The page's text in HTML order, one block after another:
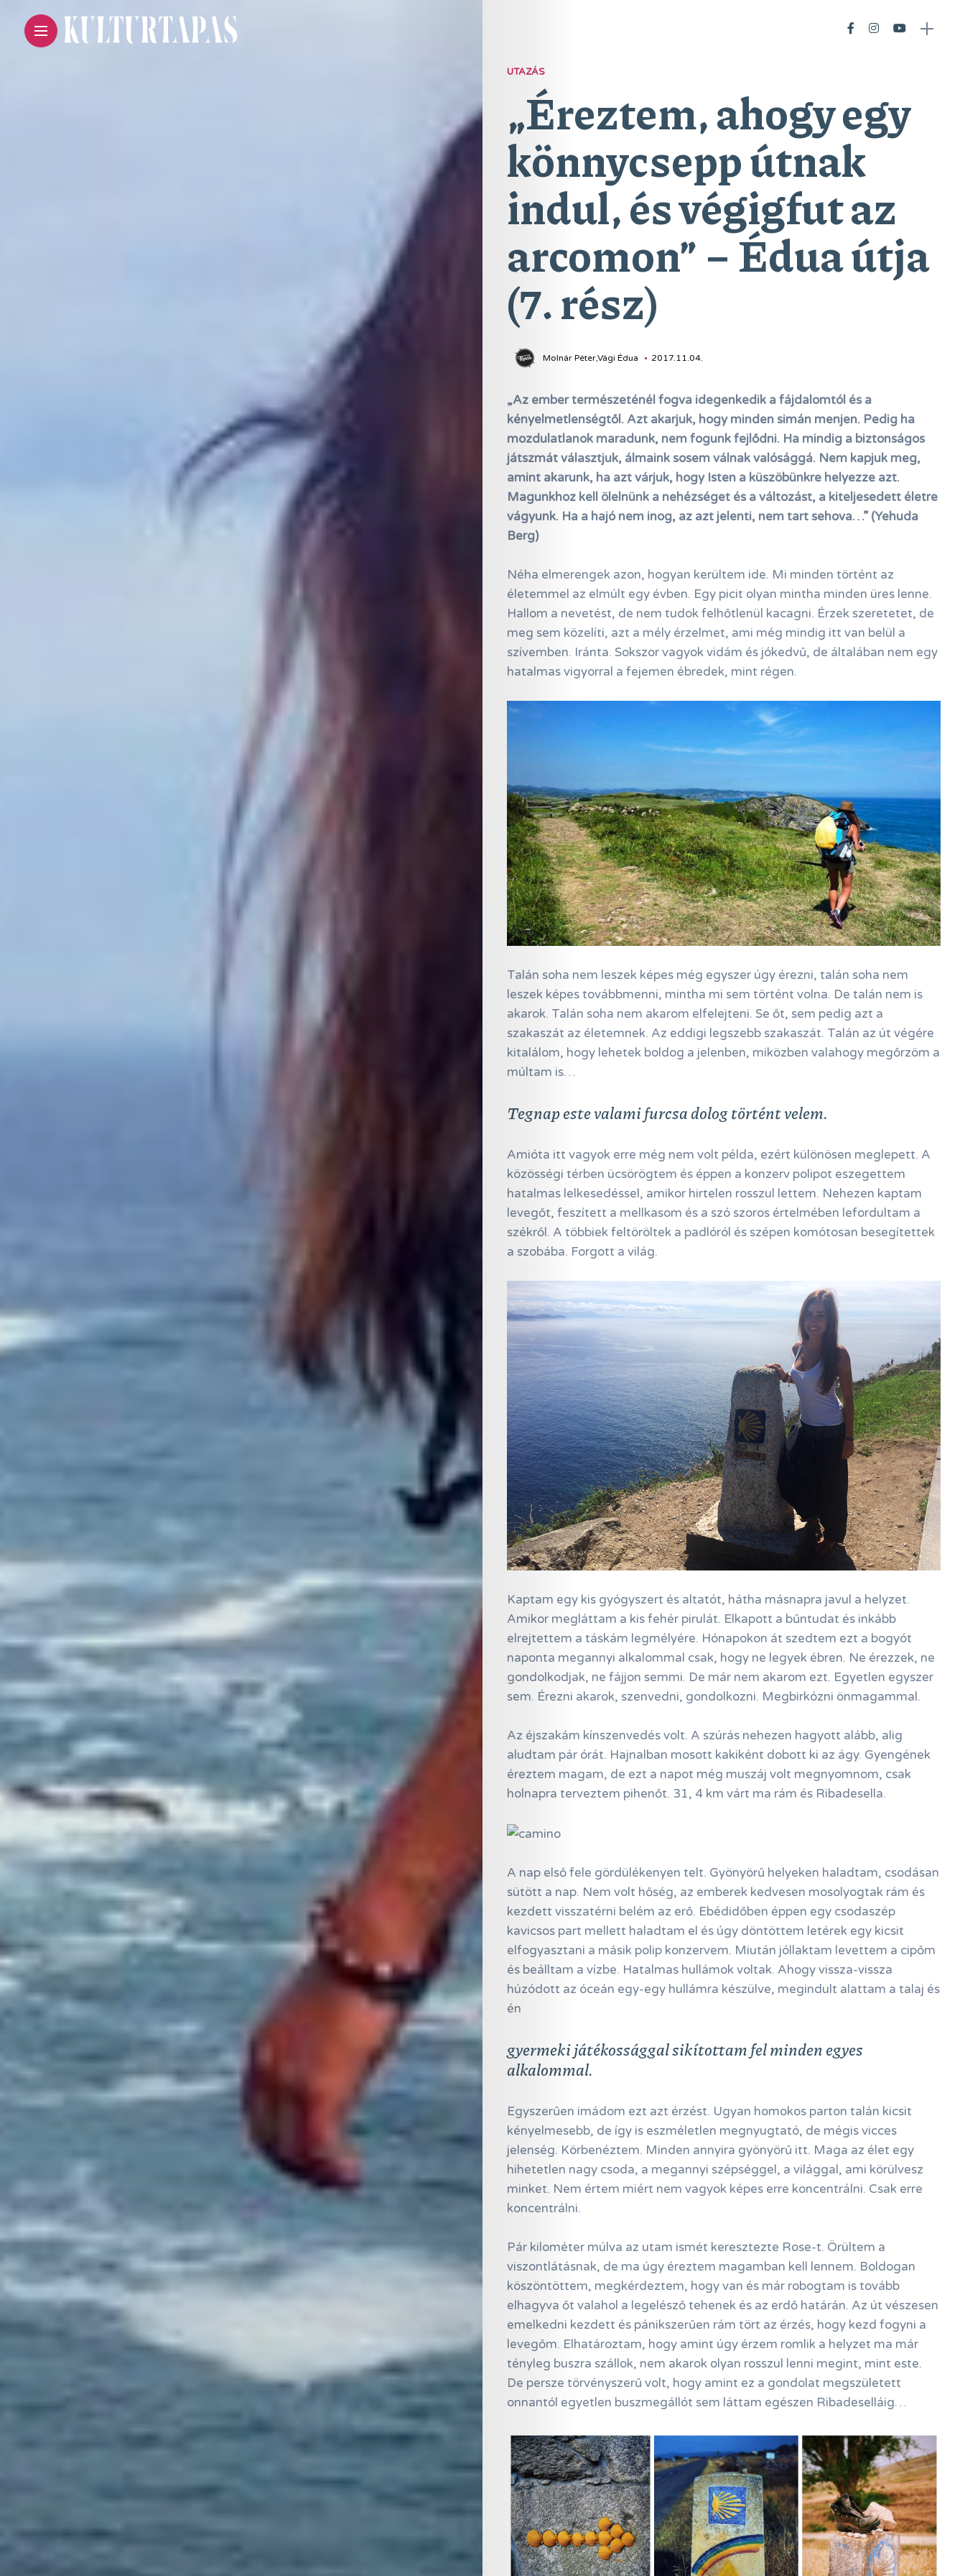
Online
Magazin
Hírlevél
Kapcsolat
Adatkezelés
Search
UTAZÁS
„Éreztem, ahogy egy
könnycsepp útnak
indul, és végigfut az
arcomon” − Édua útja
(7. rész)
Molnár Péter,Vági Édua 2017.11.04.
„Az ember természeténél fogva idegenkedik a fájdalomtól és a
kényelmetlenségtől. Azt akarjuk, hogy minden simán menjen. Pedig ha
mozdulatlanok maradunk, nem fogunk fejlődni. Ha mindig a biztonságos
játszmát választjuk, álmaink sosem válnak valósággá. Nem kapjuk meg,
amint akarunk, ha azt várjuk, hogy Isten a küszöbünkre helyezze azt.
Magunkhoz kell ölelnünk a nehézséget és a változást, a kiteljesedett életre
vágyunk. Ha a hajó nem inog, az azt jelenti, nem tart sehova…” (Yehuda
Berg)
Néha elmerengek azon, hogyan kerültem ide. Mi minden történt az
életemmel az elmúlt egy évben. Egy picit olyan mintha minden üres lenne.
Hallom a nevetést, de nem tudok felhőtlenül kacagni. Érzek szeretetet, de
meg sem közelíti, azt a mély érzelmet, ami még mindig itt van belül a
szívemben. Iránta. Sokszor vagyok vidám és jókedvű, de általában nem egy
hatalmas vigyorral a fejemen ébredek, mint régen.
Talán soha nem leszek képes még egyszer úgy érezni, talán soha nem
leszek képes továbbmenni, mintha mi sem történt volna. De talán nem is
akarok. Talán soha nem akarom elfelejteni. Se őt, sem pedig azt a
szakaszát az életemnek. Az eddigi legszebb szakaszát. Talán az út végére
kitalálom, hogy lehetek boldog a jelenben, miközben valahogy megőrzöm a
múltam is…
Tegnap este valami furcsa dolog történt velem.
Amióta itt vagyok erre még nem volt példa, ezért különösen meglepett. A
közösségi térben ücsörögtem és éppen a konzerv polipot eszegettem
hatalmas lelkesedéssel, amikor hirtelen rosszul lettem. Nehezen kaptam
levegőt, feszített a mellkasom és a szó szoros értelmében lefordultam a
székről. A többiek feltöröltek a padlóról és szépen komótosan besegítettek
a szobába. Forgott a világ.
Kaptam egy kis gyógyszert és altatót, hátha másnapra javul a helyzet.
Amikor megláttam a kis fehér pirulát. Elkapott a bűntudat és inkább
elrejtettem a táskám legmélyére. Hónapokon át szedtem ezt a bogyót
naponta megannyi alkalommal csak, hogy ne legyek ébren. Ne érezzek, ne
gondolkodjak, ne fájjon semmi. De már nem akarom ezt. Egyetlen egyszer
sem. Érezni akarok, szenvedni, gondolkozni. Megbirkózni önmagammal.
Az éjszakám kínszenvedés volt. A szúrás nehezen hagyott alább, alig
aludtam pár órát. Hajnalban mosott kakiként dobott ki az ágy. Gyengének
éreztem magam, de ezt a napot még muszáj volt megnyomnom, csak
holnapra terveztem pihenőt. 31, 4 km várt ma rám és Ribadesella.
A nap első fele gördülékenyen telt. Gyönyörű helyeken haladtam, csodásan
sütött a nap. Nem volt hőség, az emberek kedvesen mosolyogtak rám és
kezdett visszatérni belém az erő. Ebédidőben éppen egy csodaszép
kavicsos part mellett haladtam el és úgy döntöttem letérek egy kicsit
elfogyasztani a másik polip konzervem. Miután jóllaktam levettem a cipőm
és beálltam a vízbe. Hatalmas hullámok voltak. Ahogy vissza-vissza
húzódott az óceán egy-egy hullámra készülve, megindult alattam a talaj és
én
gyermeki játékossággal sikítottam fel minden egyes
alkalommal.
Egyszerűen imádom ezt azt érzést. Ugyan homokos parton talán kicsit
kényelmesebb, de így is eszméletlen megnyugtató, de mégis vicces
jelenség. Körbenéztem. Minden annyira gyönyörű itt. Maga az élet egy
hihetetlen nagy csoda, a megannyi szépséggel, a világgal, ami körülvesz
minket. Nem értem miért nem vagyok képes erre koncentrálni. Csak erre
koncentrálni.
Pár kilométer múlva az utam ismét keresztezte Rose-t. Örültem a
viszontlátásnak, de ma úgy éreztem magamban kell lennem. Boldogan
köszöntöttem, megkérdeztem, hogy van és már robogtam is tovább
elhagyva őt valahol a legelésző tehenek és az erdő határán. Az út vészesen
emelkedni kezdett és pánikszerűen rám tört az érzés, hogy kezd fogyni a
levegőm. Elhatároztam, hogy amint úgy érzem romlik a helyzet ma már
tényleg buszra szállok, nem akarok olyan rosszul lenni megint, mint este.
De persze törvényszerű volt, hogy amint ez a gondolat megszületett
onnantól egyetlen buszmegállót sem láttam egészen Ribadeselláig…